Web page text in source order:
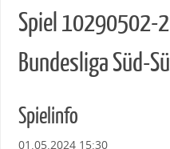
Spiel 10290502-
Bundesliga Süd-
Spielinfo
01.05.2024 15:30